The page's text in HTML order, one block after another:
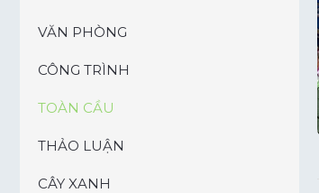
VĂN PHÒNG
CÔNG TRÌNH
TOÀN CẦU
THẢO LUẬN
CÂY XANH